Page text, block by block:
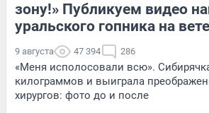
зону!» Публикуем видео
уральского гопника на
9 августа 47 394 286
«Меня исполосовали всю».
килограммов и выиграла
хирургов: фото до и после